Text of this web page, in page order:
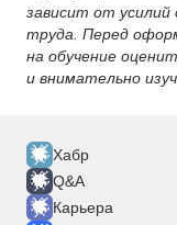
зависит от
труда. Перед
на обучение
и внимательно
Хабр
Q&A
Карьера